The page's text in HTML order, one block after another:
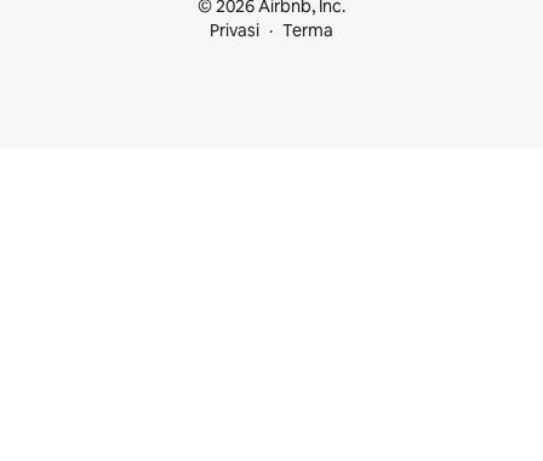
© 2026 Airbnb, Inc.
Privasi
Terma